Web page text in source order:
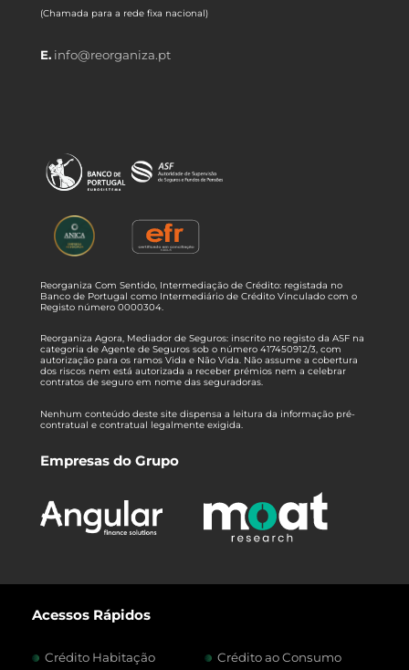
(Chamada para a rede fixa nacional)
E. info@reorganiza.pt
Reorganiza Com Sentido, Intermediação de Crédito: registada no
Banco de Portugal como Intermediário de Crédito Vinculado com o
Registo número 0000304.
Reorganiza Agora, Mediador de Seguros: inscrito no registo da ASF na
categoria de Agente de Seguros sob o número 417450912/3, com
autorização para os ramos Vida e Não Vida. Não assume a cobertura
dos riscos nem está autorizada a receber prémios nem a celebrar
contratos de seguro em nome das seguradoras.
Nenhum conteúdo deste site dispensa a leitura da informação pré-
contratual e contratual legalmente exigida.
Empresas do Grupo
Acessos Rápidos
Crédito Habitação Crédito ao Consumo